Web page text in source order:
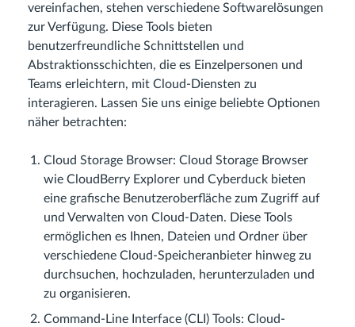
vereinfachen, stehen verschiedene Softwarelösungen
zur Verfügung. Diese Tools bieten
benutzerfreundliche Schnittstellen und
Abstraktionsschichten, die es Einzelpersonen und
Teams erleichtern, mit Cloud-Diensten zu
interagieren. Lassen Sie uns einige beliebte Optionen
näher betrachten:
Cloud Storage Browser: Cloud Storage Browser
wie CloudBerry Explorer und Cyberduck bieten
eine grafische Benutzeroberfläche zum Zugriff auf
und Verwalten von Cloud-Daten. Diese Tools
ermöglichen es Ihnen, Dateien und Ordner über
verschiedene Cloud-Speicheranbieter hinweg zu
durchsuchen, hochzuladen, herunterzuladen und
zu organisieren.
Command-Line Interface (CLI) Tools: Cloud-